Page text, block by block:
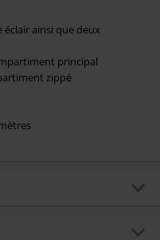
ainsi que deux
principal
zippé